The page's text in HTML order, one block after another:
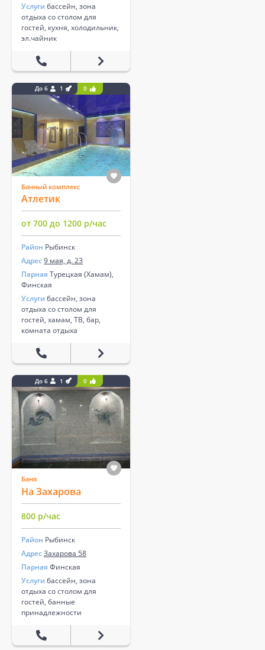
Услуги бассейн, зона
отдыха со столом для
гостей, кухня, холодильник,
эл.чайник
До 6 1 0
Банный комплекс
Атлетик
от 700 до 1200 р/час
Район Рыбинск
Адрес9 мая, д. 23
Парная Турецкая (Хамам),
Финская
Услуги бассейн, зона
отдыха со столом для
гостей, хамам, ТВ, бар,
комната отдыха
До 6 1 0
Баня
На Захарова
800 р/час
Район Рыбинск
АдресЗахарова 58
Парная Финская
Услуги бассейн, зона
отдыха со столом для
гостей, банные
принадлежности